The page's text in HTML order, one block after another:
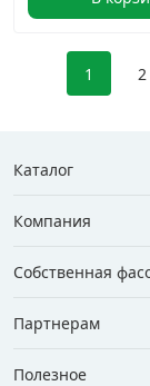
1 2
Каталог
Компания
Собственная
Партнерам
Полезное